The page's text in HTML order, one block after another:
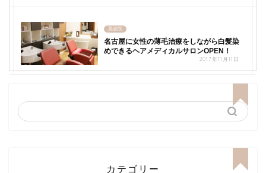
美容院
名古屋に女性の薄毛治療をしながら白髪染
めできるヘアメディカルサロンOPEN！
2017年11月11日
カテゴリー